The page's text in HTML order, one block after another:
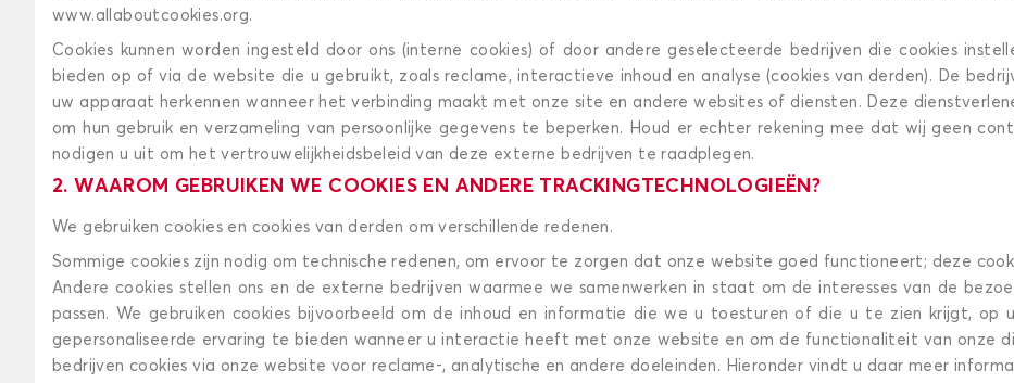
www.allaboutcookies.org.
Cookies kunnen worden ingesteld door ons (interne cookies) of door andere geselecteerde bedrijven die cookies
bieden op of via de website die u gebruikt, zoals reclame, interactieve inhoud en analyse (cookies van derden). De
uw apparaat herkennen wanneer het verbinding maakt met onze site en andere websites of diensten. Deze
om hun gebruik en verzameling van persoonlijke gegevens te beperken. Houd er echter rekening mee dat wij geen
nodigen u uit om het vertrouwelijkheidsbeleid van deze externe bedrijven te raadplegen.
2. WAAROM GEBRUIKEN WE COOKIES EN ANDERE TRACKINGTECHNOLOGIEËN?
We gebruiken cookies en cookies van derden om verschillende redenen.
Sommige cookies zijn nodig om technische redenen, om ervoor te zorgen dat onze website goed functioneert; deze
Andere cookies stellen ons en de externe bedrijven waarmee we samenwerken in staat om de interesses van de
passen. We gebruiken cookies bijvoorbeeld om de inhoud en informatie die we u toesturen of die u te zien krijgt,
gepersonaliseerde ervaring te bieden wanneer u interactie heeft met onze website en om de functionaliteit van onze
bedrijven cookies via onze website voor reclame-, analytische en andere doeleinden. Hieronder vindt u daar meer